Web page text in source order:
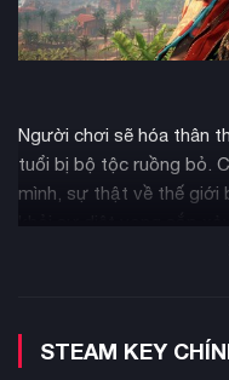
Người chơi sẽ hóa thân
tuổi bị bộ tộc ruồng bỏ.
mình, sự thật về thế giới
sẽ đưa cô đến gặp
STEAM KEY